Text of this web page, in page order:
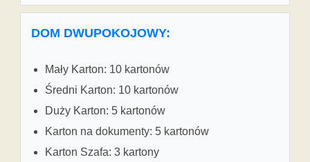
DOM DWUPOKOJOWY:
Mały Karton: 10 kartonów
Średni Karton: 10 kartonów
Duży Karton: 5 kartonów
Karton na dokumenty: 5 kartonów
Karton Szafa: 3 kartony